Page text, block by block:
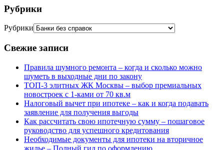
Рубрики
Рубрики
Свежие записи
Правила шумного ремонта – когда и сколько можно
шуметь в выходные дни по закону
ТОП-3 элитных ЖК Москвы – выбор премиальных
новостроек с 1-ками от 70 кв.м
Налоговый вычет при ипотеке – как и когда подавать
заявление для получения выгоды
Как рассчитать свою ипотечную сумму – пошаговое
руководство для успешного кредитования
Необходимые документы для ипотеки на вторичное
жилье – Полный гид по оформлению